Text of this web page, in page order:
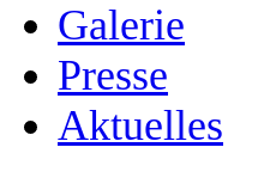
Galerie
Presse
Aktuelles